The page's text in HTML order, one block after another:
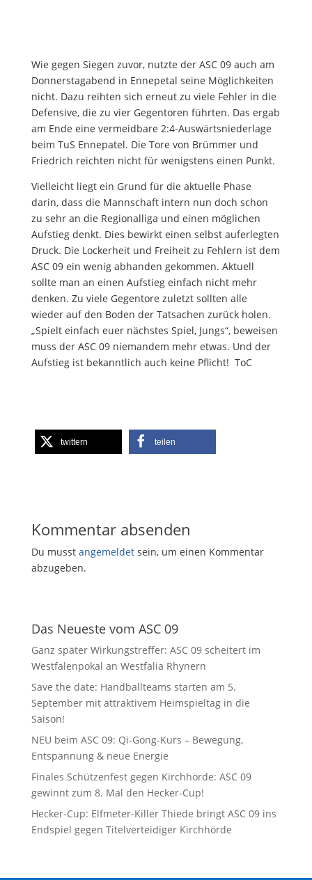
Wie gegen Siegen zuvor, nutzte der ASC 09 auch am
Donnerstagabend in Ennepetal seine Möglichkeiten
nicht. Dazu reihten sich erneut zu viele Fehler in die
Defensive, die zu vier Gegentoren führten. Das ergab
am Ende eine vermeidbare 2:4-Auswärtsniederlage
beim TuS Ennepatel. Die Tore von Brümmer und
Friedrich reichten nicht für wenigstens einen Punkt.
Vielleicht liegt ein Grund für die aktuelle Phase
darin, dass die Mannschaft intern nun doch schon
zu sehr an die Regionalliga und einen möglichen
Aufstieg denkt. Dies bewirkt einen selbst auferlegten
Druck. Die Lockerheit und Freiheit zu Fehlern ist dem
ASC 09 ein wenig abhanden gekommen. Aktuell
sollte man an einen Aufstieg einfach nicht mehr
denken. Zu viele Gegentore zuletzt sollten alle
wieder auf den Boden der Tatsachen zurück holen.
„Spielt einfach euer nächstes Spiel, Jungs“, beweisen
muss der ASC 09 niemandem mehr etwas. Und der
Aufstieg ist bekanntlich auch keine Pflicht! ToC
twittern teilen
Kommentar absenden
Du musst angemeldetsein, um einen Kommentar
abzugeben.
Das Neueste vom ASC 09
Ganz später Wirkungstreffer: ASC 09 scheitert im
Westfalenpokal an Westfalia Rhynern
Save the date: Handballteams starten am 5.
September mit attraktivem Heimspieltag in die
Saison!
NEU beim ASC 09: Qi-Gong-Kurs – Bewegung,
Entspannung & neue Energie
Finales Schützenfest gegen Kirchhörde: ASC 09
gewinnt zum 8. Mal den Hecker-Cup!
Hecker-Cup: Elfmeter-Killer Thiede bringt ASC 09 ins
Endspiel gegen Titelverteidiger Kirchhörde